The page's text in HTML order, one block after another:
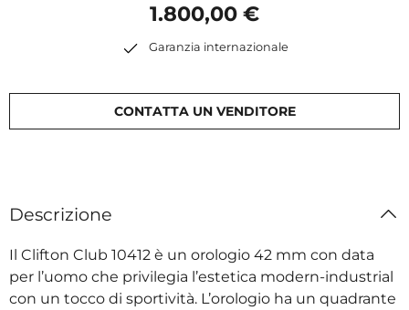
1.800,00 €
Garanzia internazionale
CONTATTA UN VENDITORE
Descrizione
Il Clifton Club 10412 è un orologio 42 mm con data
per l’uomo che privilegia l’estetica modern-industrial
con un tocco di sportività. L’orologio ha un quadrante